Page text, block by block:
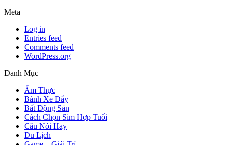
Meta
Log in
Entries feed
Comments feed
WordPress.org
Danh Mục
Ẩm Thực
Bánh Xe Đẩy
Bất Động Sản
Cách Chọn Sim Hợp Tuổi
Câu Nói Hay
Du Lịch